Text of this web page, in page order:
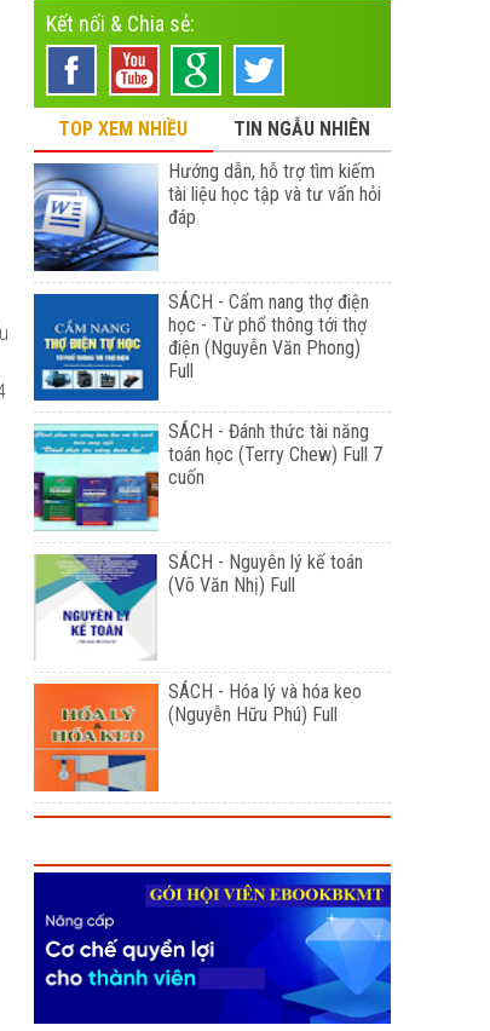
Kết nối & Chia sẻ:
TOP XEM NHIỀU
TIN NGẪU NHIÊN
Hướng dẫn, hỗ trợ tìm kiếm
tài liệu học tập và tư vấn hỏi
đáp
SÁCH - Cẩm nang thợ điện
học - Từ phổ thông tới thợ
điện (Nguyễn Văn Phong)
Full
SÁCH - Đánh thức tài năng
toán học (Terry Chew) Full 7
cuốn
SÁCH - Nguyên lý kế toán
(Võ Văn Nhị) Full
SÁCH - Hóa lý và hóa keo
(Nguyễn Hữu Phú) Full